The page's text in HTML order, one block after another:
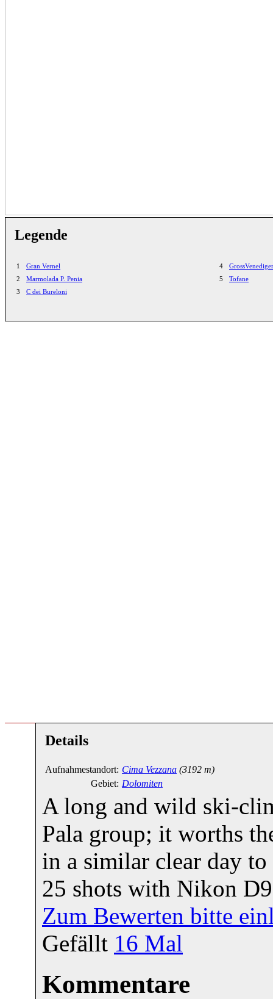
Legende
1
Gran Vernel
2
Marmolada P. Penia
3
C dei Bureloni
4
GrossVenediger
5
Tofane
Details
Aufnahmestandort: Cima Vezzana (3192 m)
Gebiet: Dolomiten
A long and wild ski-
Pala group; it worths
in a similar clear day
25 shots with Nikon
Zum Bewerten bitte
Gefällt 16 Mal
Kommentare